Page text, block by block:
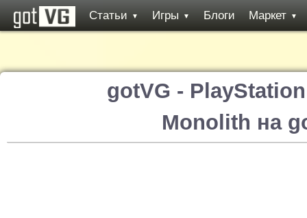
Статьи ▼ Игры ▼ Блоги Маркет ▼
gotVG -
Monolith на